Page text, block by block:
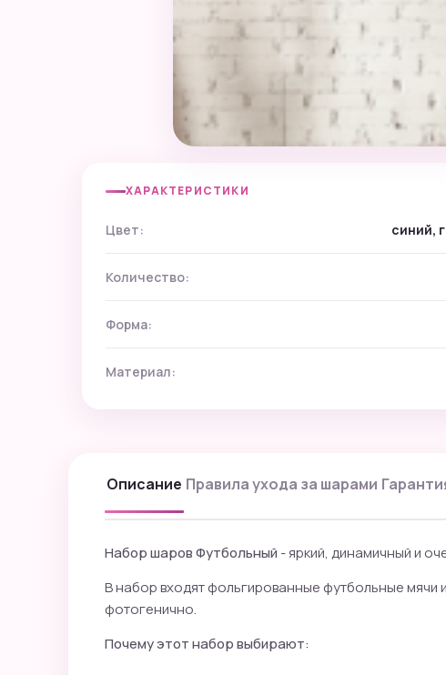
ХАРАКТЕРИСТИКИ
Цвет: синий,
Количество:
Форма:
Материал:
Описание Правила ухода за шарами
Набор шаров Футбольный - яркий, динамичный и
В набор входят фольгированные футбольные мячи
фотогенично.
Почему этот набор выбирают: